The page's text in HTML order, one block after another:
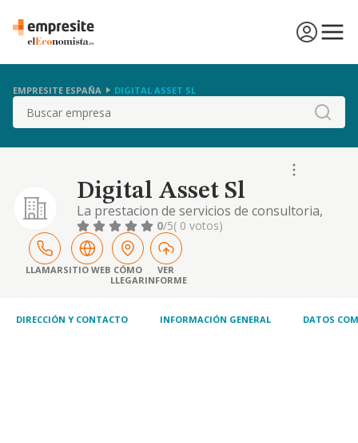
EMPRESITE ESPAÑA DIGITAL ASSET SL
Buscar
Digital Asset Sl
La prestacion de servicios de consultoria,
gestion, asesoramiento y control tanto en
los campos juridicos, de proteccion de datos,
comercio electronico, y de propiedad
intelectual, como en la sociedad de la
informacion,
0/5( 0 votos)
LLAMARSITIO WEB CÓMO
LLEGAR
VER
INFORME
DIRECCIÓN Y CONTACTO INFORMACIÓN GENERAL DATOS